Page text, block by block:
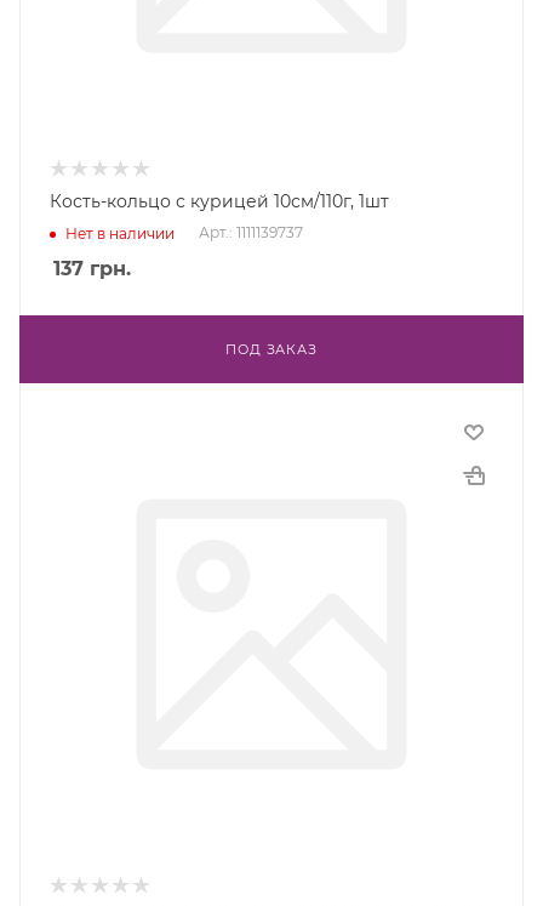
Кость-кольцо с курицей 10см/110г, 1шт
Нет в наличии Арт.: 1111139737
137 грн.
ПОД ЗАКАЗ